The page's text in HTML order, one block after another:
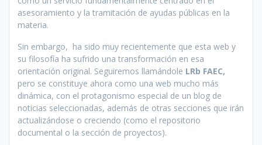
asesoramiento y la tramitación de ayudas públicas en la
materia.
Sin embargo, ha sido muy recientemente que esta web y
su filosofía ha sufrido una transformación en esa
orientación original. Seguiremos llamándole LRb FAEC,
pero se constituye ahora como una web mucho más
dinámica, con el protagonismo especial de un blog de
noticias seleccionadas, además de otras secciones que irán
actualizándose o creciendo (como el repositorio
documental o la sección de proyectos).